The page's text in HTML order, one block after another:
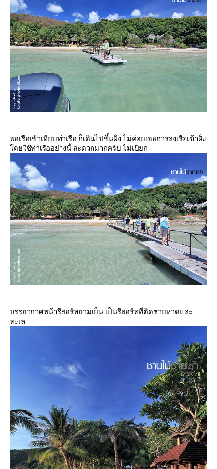
พอเรือเข้าเทียบท่าเรือ ก็เดินไปขึ้นฝั่ง ไม่ค่อยเจอการลงเรือเข้าฝั่ง
ดยใช้ท่าเรืออย่างนี้ สะดวกมากครับ ไม่เปียก
บรรยากาศหน้ารีสอร์ทยามเย็น เป็นรีสอร์ทที่ติดชายหาดและ
ทะเล